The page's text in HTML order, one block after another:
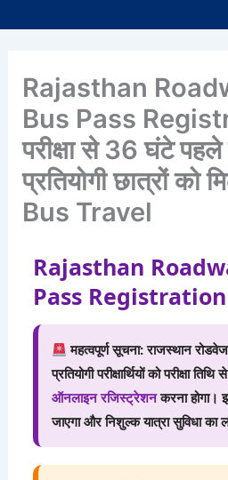
Rajasthan
Bus Pass
परीक्षा से 36 घंटे
प्रतियोगी छात्रों को
Bus Travel
Rajasthan
Pass
महत्वपूर्ण सूचना: राजस्थान
प्रतियोगी परीक्षार्थियों को परीक्षा तिथि से
ऑनलाइन रजिस्ट्रेशनकरना होगा।
जाएगा और निशुल्क यात्रा सुविधा का